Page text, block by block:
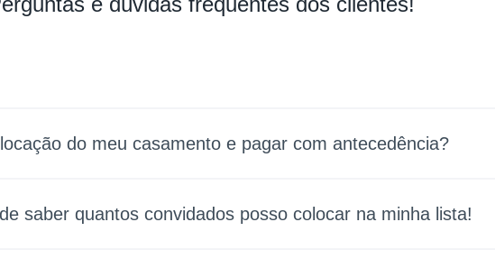
do meu casamento e pagar com antecedência?
saber quantos convidados posso colocar na minha lista!